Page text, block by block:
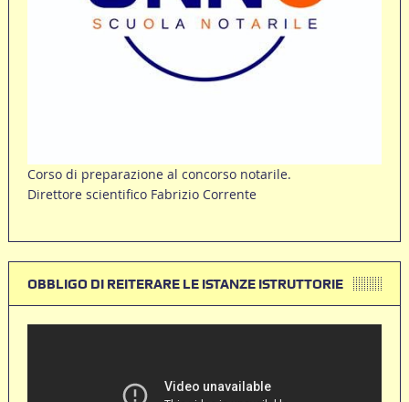
Corso di preparazione al concorso notarile.
Direttore scientifico Fabrizio Corrente
OBBLIGO DI REITERARE LE ISTANZE ISTRUTTORIE